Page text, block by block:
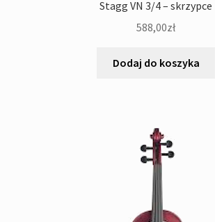
Stagg VN 3/4 – skrzypce
588,00zł
Dodaj do koszyka